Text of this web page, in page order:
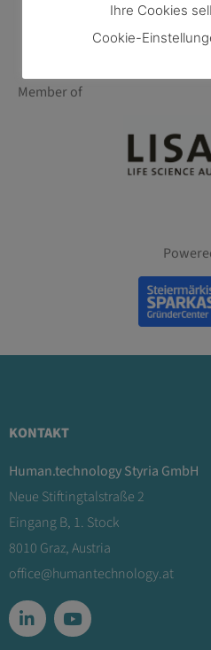
Member of
KONTAKT
Human.technology Styria GmbH
Neue Stiftingtalstraße 2
Eingang B, 1. Stock
8010 Graz, Austria
office@humantechnology.at
Ihre Cookies
Cookie-